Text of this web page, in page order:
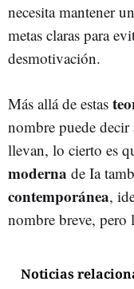
necesita mantener un
metas claras para
desmotivación.
Más allá de estas
nombre puede decir
llevan, lo cierto es
moderna de Ia
contemporánea,
nombre breve, pero
Noticias